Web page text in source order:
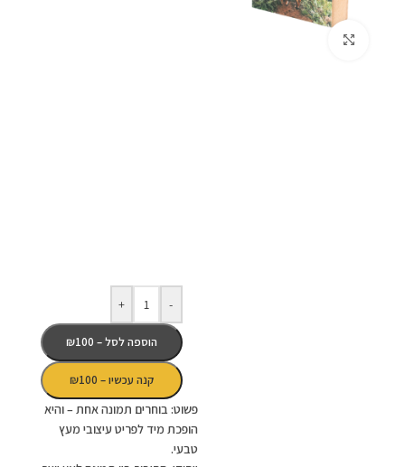
-
+
הוספה לסל – ₪100
קנה עכשיו – ₪100
פשוט: בוחרים תמונהאחת–והיא
הופכת מיד לפריט עיצובי מעץ
טבעי.